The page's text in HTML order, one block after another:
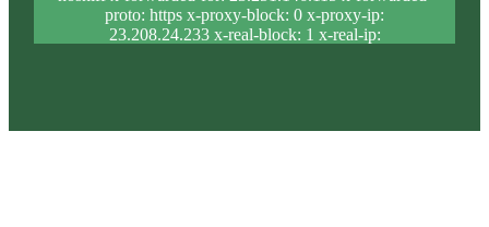
proto: https x-proxy-block: 0 x-proxy-ip:
23.208.24.233 x-real-block: 1 x-real-ip: